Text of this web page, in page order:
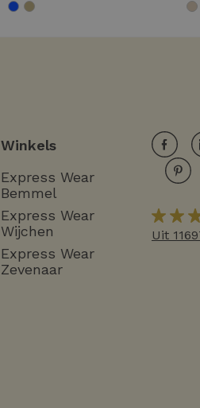
Winkels
Express Wear
Bemmel
Express Wear
Wijchen
Express Wear
Zevenaar
Uit